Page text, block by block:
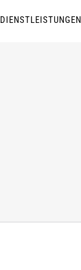
DIENSTLEISTUNGEN